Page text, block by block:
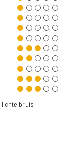
lichte bruis